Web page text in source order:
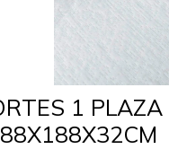
1 PLAZA